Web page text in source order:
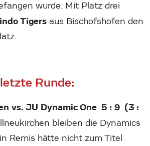
wurde. Mit Platz drei
Tigers aus Bischofshofen den
Runde:
vs. JU Dynamic One 5 : 9 (3 :
bleiben die Dynamics
Remis hätte nicht zum Titel